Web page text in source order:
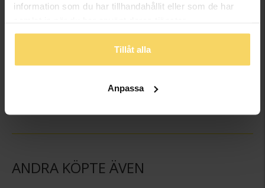
information som du har tillhandahållit eller som de har
Tillåt alla
Anpassa
ANDRA KÖPTE ÄVEN